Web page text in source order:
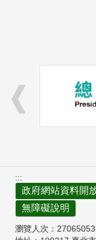
:::
政府網站資料開
無障礙說明
瀏覽人次： 27065053